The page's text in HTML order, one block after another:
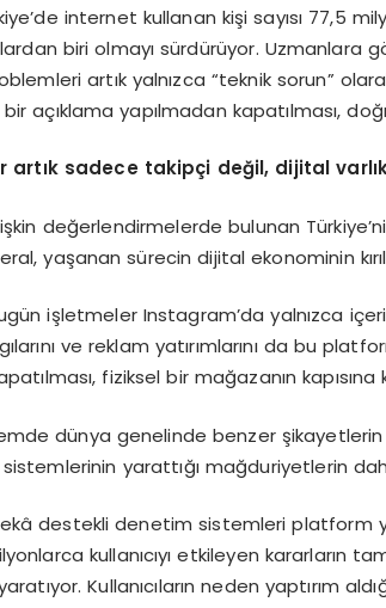
internet kullanan kişi sayısı 77,5
biri olmayı sürdürüyor. Uzmanlara
artık yalnızca “teknik sorun”
açıklama yapılmadan kapatılması,
artık sadece takipçi değil, dijital
değerlendirmelerde bulunan
yaşanan sürecin dijital ekonominin
işletmeler Instagram’da yalnızca
ve reklam yatırımlarını da bu
fiziksel bir mağazanın
dünya genelinde benzer
yarattığı mağduriyetlerin
destekli denetim sistemleri platform
kullanıcıyı etkileyen kararların
Kullanıcıların neden yaptırım